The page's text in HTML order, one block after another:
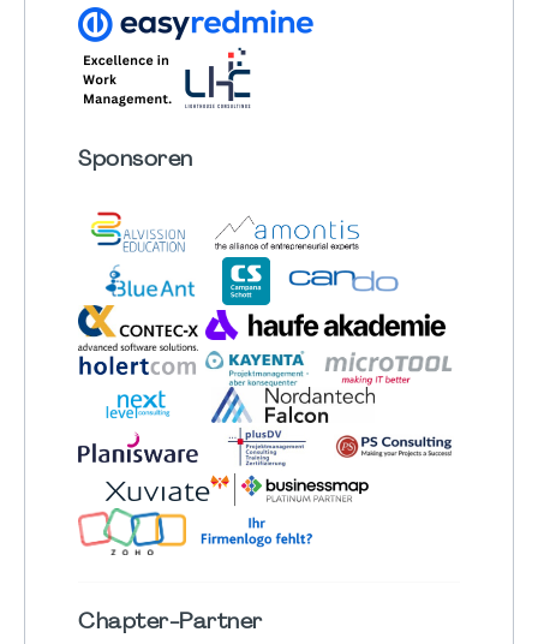
Sponsoren
Chapter-Partner